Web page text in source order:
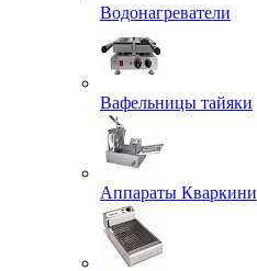
Водонагреватели
Вафельницы тайяки
Аппараты Кваркини